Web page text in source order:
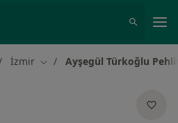
İzmir Şehir değiştir
Ayşegül Türkoğlu